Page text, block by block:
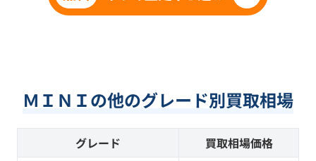
ＭＩＮＩの他のグレード別買取相場
グレード
買取相場価格